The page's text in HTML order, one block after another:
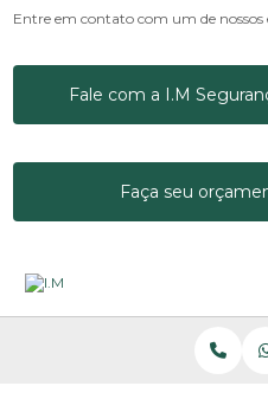
Entre em contato com um de nossos
Fale com a I.M
Faça seu